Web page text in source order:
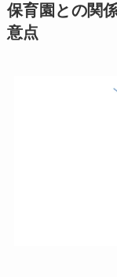
保育園との関
意点